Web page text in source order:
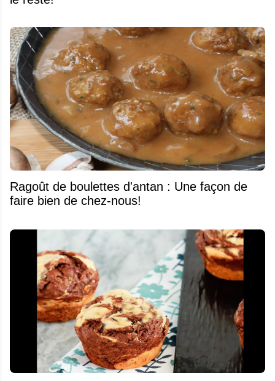
Ragoût de boulettes d'antan : Une façon de
faire bien de chez-nous!